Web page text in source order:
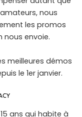
nous
les promos
nous envoie.
meilleures démos
le 1er janvier.
ans qui habite à